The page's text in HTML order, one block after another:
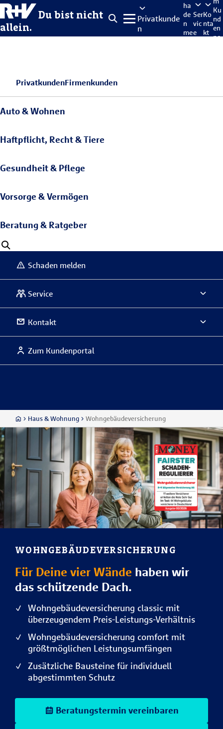
Du bist nicht
allein.
Privatkunde
n
ha
de
n
me
Ser
vic
e
Ko
nta
kt
Ku
nd
en
po
PrivatkundenFirmenkunden
Auto & Wohnen
Haftpflicht, Recht & Tiere
Gesundheit & Pflege
Vorsorge & Vermögen
Beratung & Ratgeber
Schaden melden
Service
Kontakt
Zum Kundenportal
Haus & Wohnung Wohngebäudeversicherung
WOHNGEBÄUDE­VERSICHERUNG
Für Deine vier Wände haben wir
das schützende Dach.
Wohngebäudeversicherung classic mit
überzeugendem Preis-Leistungs-Verhältnis
Wohngebäudeversicherung comfort mit
größtmöglichen Leistungsumfängen
Zusätzliche Bausteine für individuell
abgestimmten Schutz
Beratungstermin vereinbaren